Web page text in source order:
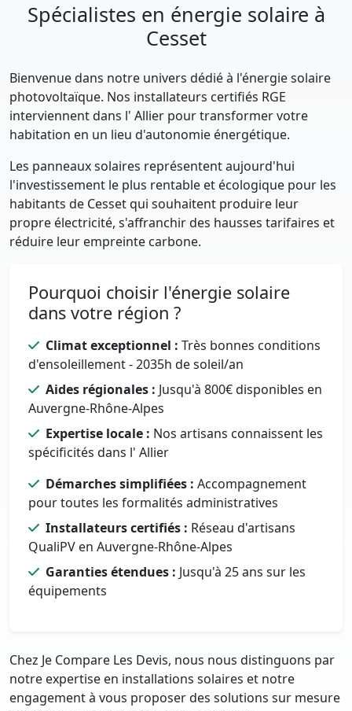
Spécialistes en énergie solaire à
Cesset
Bienvenue dans notre univers dédié à l'énergie solaire
photovoltaïque. Nos installateurs certifiés RGE
interviennent dans l' Allier pour transformer votre
habitation en un lieu d'autonomie énergétique.
Les panneaux solaires représentent aujourd'hui
l'investissement le plus rentable et écologique pour les
habitants de Cesset qui souhaitent produire leur
propre électricité, s'affranchir des hausses tarifaires et
réduire leur empreinte carbone.
Pourquoi choisir l'énergie solaire
dans votre région ?
Climat exceptionnel : Très bonnes conditions
d'ensoleillement - 2035h de soleil/an
Aides régionales : Jusqu'à 800€ disponibles en
Auvergne-Rhône-Alpes
Expertise locale : Nos artisans connaissent les
spécificités dans l' Allier
Démarches simplifiées : Accompagnement
pour toutes les formalités administratives
Installateurs certifiés : Réseau d'artisans
QualiPV en Auvergne-Rhône-Alpes
Garanties étendues : Jusqu'à 25 ans sur les
équipements
Chez Je Compare Les Devis, nous nous distinguons par
notre expertise en installations solaires et notre
engagement à vous proposer des solutions sur mesure